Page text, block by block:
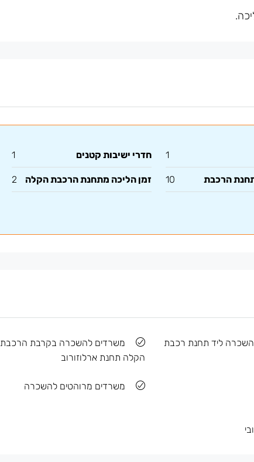
1 חדרי ישיבות קטנים 1
הרכבת 10 זמן הליכה מתחנת הרכבת הקלה 2
ליד תחנת רכבת
משרדים להשכרה בקרבת הרכבת
הקלה תחנת ארלוזורוב
משרדים מרוהטים להשכרה